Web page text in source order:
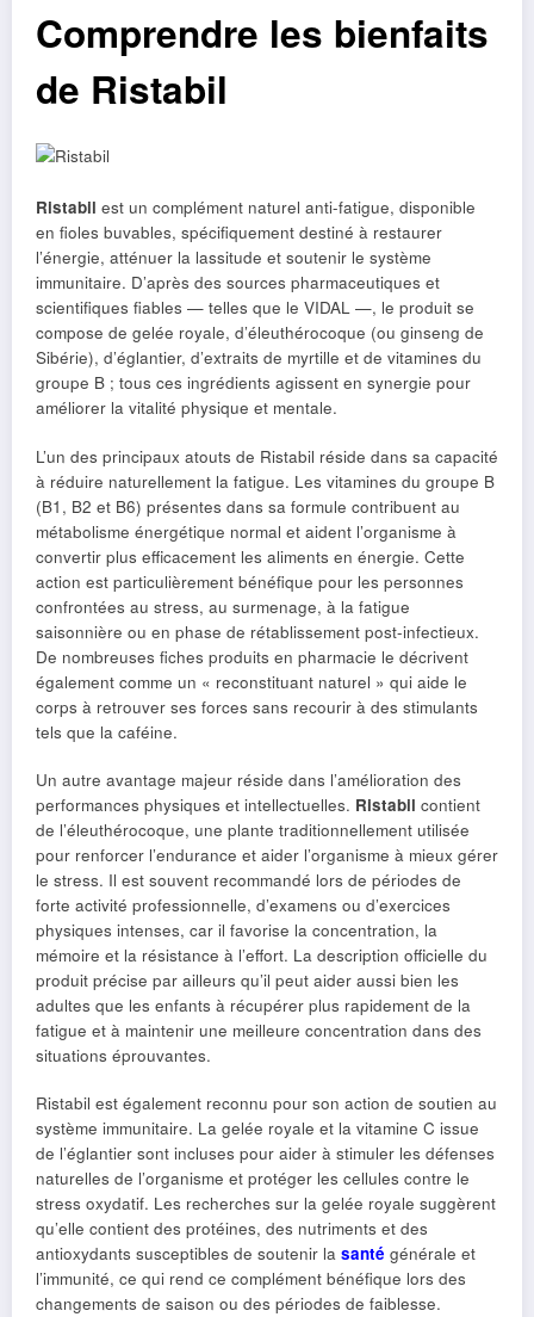
Comprendre les bienfaits
de Ristabil
Ristabil est un complément naturel anti-fatigue, disponible
en fioles buvables, spécifiquement destiné à restaurer
l’énergie, atténuer la lassitude et soutenir le système
immunitaire. D’après des sources pharmaceutiques et
scientifiques fiables — telles que le VIDAL —, le produit se
compose de gelée royale, d’éleuthérocoque (ou ginseng de
Sibérie), d’églantier, d’extraits de myrtille et de vitamines du
groupe B ; tous ces ingrédients agissent en synergie pour
améliorer la vitalité physique et mentale.
L’un des principaux atouts de Ristabil réside dans sa capacité
à réduire naturellement la fatigue. Les vitamines du groupe B
(B1, B2 et B6) présentes dans sa formule contribuent au
métabolisme énergétique normal et aident l’organisme à
convertir plus efficacement les aliments en énergie. Cette
action est particulièrement bénéfique pour les personnes
confrontées au stress, au surmenage, à la fatigue
saisonnière ou en phase de rétablissement post-infectieux.
De nombreuses fiches produits en pharmacie le décrivent
également comme un « reconstituant naturel » qui aide le
corps à retrouver ses forces sans recourir à des stimulants
tels que la caféine.
Un autre avantage majeur réside dans l’amélioration des
performances physiques et intellectuelles. Ristabil contient
de l’éleuthérocoque, une plante traditionnellement utilisée
pour renforcer l’endurance et aider l’organisme à mieux gérer
le stress. Il est souvent recommandé lors de périodes de
forte activité professionnelle, d’examens ou d’exercices
physiques intenses, car il favorise la concentration, la
mémoire et la résistance à l’effort. La description officielle du
produit précise par ailleurs qu’il peut aider aussi bien les
adultes que les enfants à récupérer plus rapidement de la
fatigue et à maintenir une meilleure concentration dans des
situations éprouvantes.
Ristabil est également reconnu pour son action de soutien au
système immunitaire. La gelée royale et la vitamine C issue
de l’églantier sont incluses pour aider à stimuler les défenses
naturelles de l’organisme et protéger les cellules contre le
stress oxydatif. Les recherches sur la gelée royale suggèrent
qu’elle contient des protéines, des nutriments et des
antioxydants susceptibles de soutenir la santé générale et
l’immunité, ce qui rend ce complément bénéfique lors des
changements de saison ou des périodes de faiblesse.